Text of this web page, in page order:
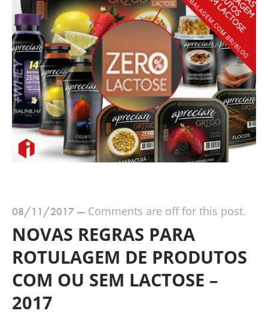
08/11/2017— Comments are off for this post.
NOVAS REGRAS PARA
ROTULAGEM DE PRODUTOS
COM OU SEM LACTOSE –
2017